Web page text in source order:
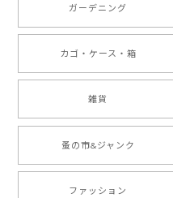
ガーデニング
カゴ・ケース・箱
雑貨
蚤の市&ジャンク
ファッション